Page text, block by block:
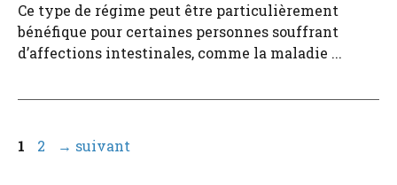
Ce type de régime peut être particulièrement
bénéfique pour certaines personnes souffrant
d’affections intestinales, comme la maladie ...
Page
1 Page
2 → suivant